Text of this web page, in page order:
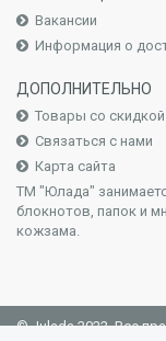
Вакансии
Информация о
ДОПОЛНИТЕЛЬНО
Товары со скидкой
Связаться с нами
Карта сайта
ТМ "Юлада"
блокнотов, папок и
кожзама.
© Julada 2022. Все